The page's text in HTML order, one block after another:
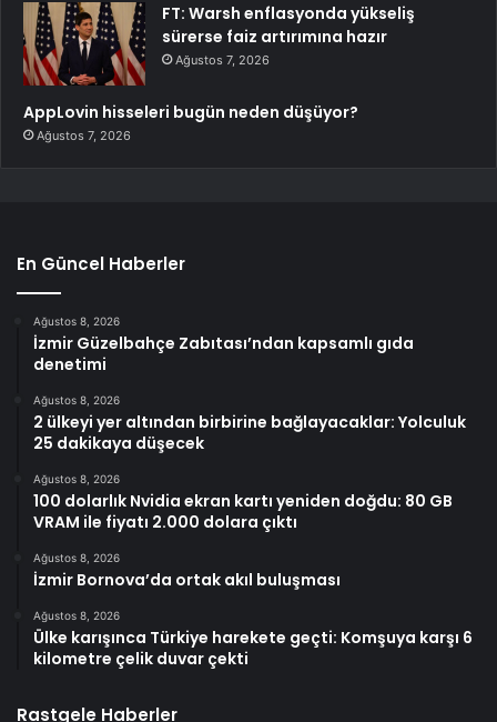
FT: Warsh enflasyonda yükseliş
sürerse faiz artırımına hazır
Ağustos 7, 2026
AppLovin hisseleri bugün neden düşüyor?
Ağustos 7, 2026
En Güncel Haberler
Ağustos 8, 2026
İzmir Güzelbahçe Zabıtası’ndan kapsamlı gıda
denetimi
Ağustos 8, 2026
2 ülkeyi yer altından birbirine bağlayacaklar: Yolculuk
25 dakikaya düşecek
Ağustos 8, 2026
100 dolarlık Nvidia ekran kartı yeniden doğdu: 80 GB
VRAM ile fiyatı 2.000 dolara çıktı
Ağustos 8, 2026
İzmir Bornova’da ortak akıl buluşması
Ağustos 8, 2026
Ülke karışınca Türkiye harekete geçti: Komşuya karşı 6
kilometre çelik duvar çekti
Rastgele Haberler